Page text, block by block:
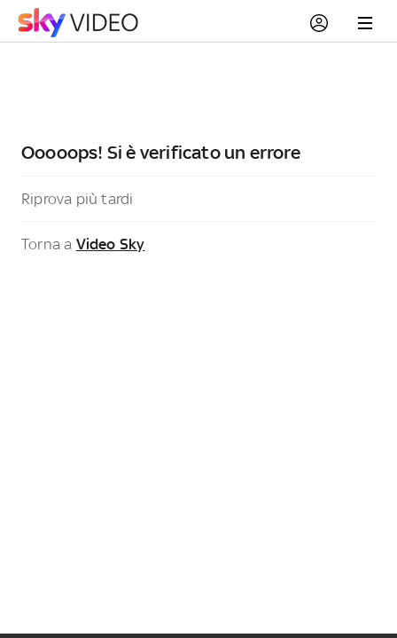
Ooooops! Si è verificato un errore
Riprova più tardi
Torna a Video Sky